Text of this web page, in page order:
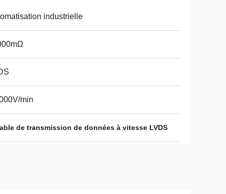
industrielle
min
de transmission de données à vitesse LVDS